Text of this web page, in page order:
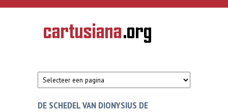
Overslaan en naar de inhoud gaan
CARTUSIANA
Geschiedenis
van de
DE SCHEDEL VAN DIONYSIUS DE